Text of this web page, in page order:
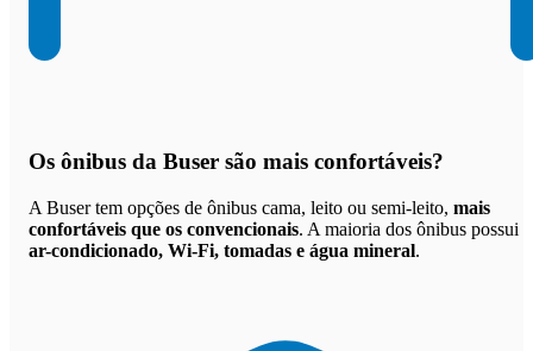
Os ônibus da Buser são mais confortáveis?
A Buser tem opções de ônibus cama, leito ou semi-leito, mais
confortáveis que os convencionais. A maioria dos ônibus possui
ar-condicionado, Wi-Fi, tomadas e água mineral.